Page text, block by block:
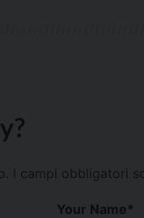
I campi obbligatori
Your Name*